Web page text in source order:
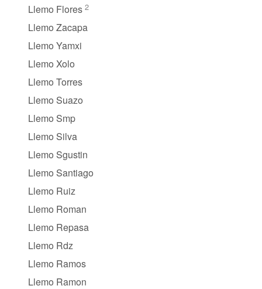
Llemo Flores 2
Llemo Zacapa
Llemo Yamxi
Llemo Xolo
Llemo Torres
Llemo Suazo
Llemo Smp
Llemo Silva
Llemo Sgustin
Llemo Santiago
Llemo Ruiz
Llemo Roman
Llemo Repasa
Llemo Rdz
Llemo Ramos
Llemo Ramon